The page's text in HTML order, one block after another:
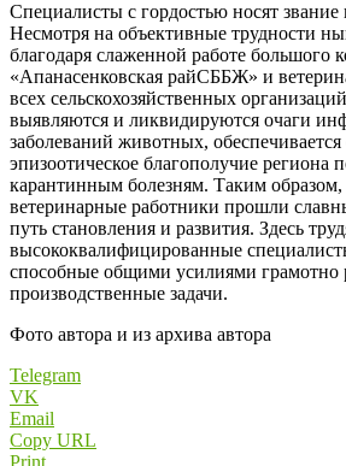
Специалисты с гордостью носят звание
Несмотря на объективные трудности
благодаря слаженной работе большого
«Апанасенковская райСББЖ» и
всех сельскохозяйственных
выявляются и лик­видируются очаги
заболеваний животных, обеспечивается
эпизоотическое благополучие региона
карантинным болезням. Таким образом,
ветеринарные работники прошли
путь становления и развития. Здесь
высококвалифицированные
способные общими усилиями грамотно
производственные задачи.
Фото автора и из архива автора
Telegram
VK
Email
Copy URL